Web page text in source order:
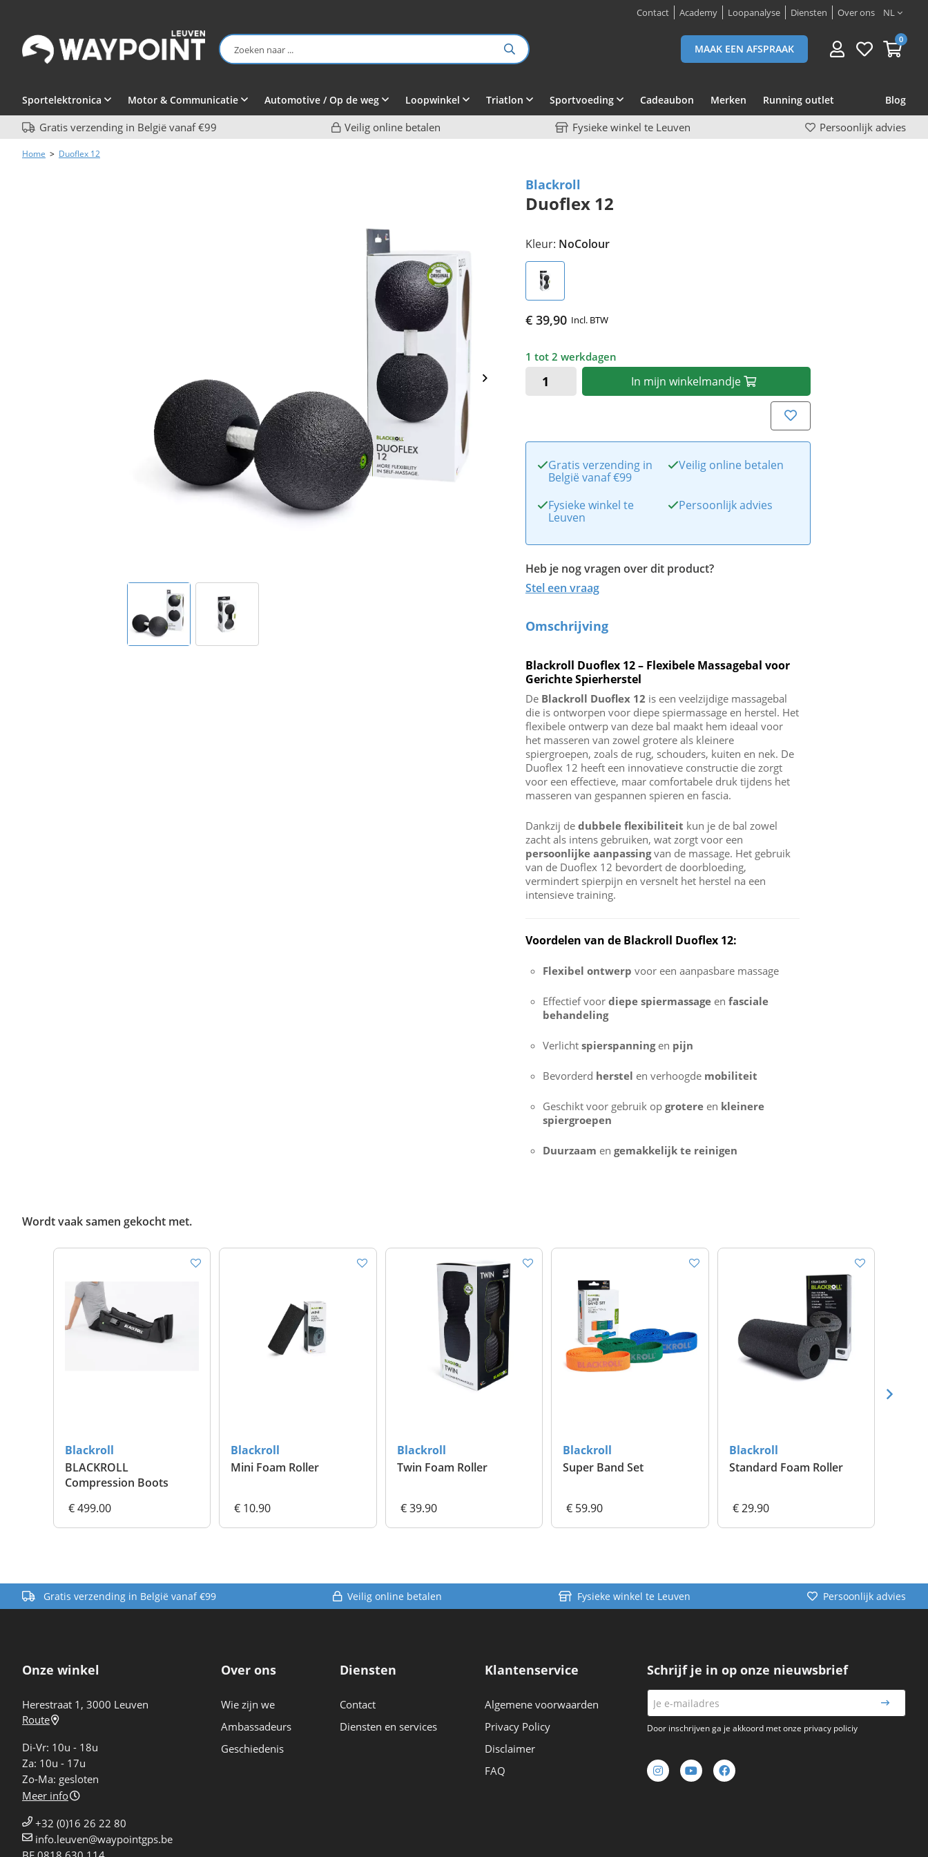
Contact Academy Loopanalyse Diensten Over ons NL
MAAK EEN AFSPRAAK
0
Sportelektronica Motor & Communicatie Automotive / Op de weg Loopwinkel Triatlon Sportvoeding Cadeaubon Merken Running outlet Blog
Gratis verzending in België vanaf €99 Veilig online betalen Fysieke winkel te Leuven Persoonlijk advies
Home > Duoflex 12
Blackroll
Duoflex 12
Kleur: NoColour
€ 39,90 Incl. BTW
1 tot 2 werkdagen
In mijn winkelmandje
Gratis verzending in
België vanaf €99
Veilig online betalen
Fysieke winkel te
Leuven
Persoonlijk advies
Heb je nog vragen over dit product?
Stel een vraag
Omschrijving
Blackroll Duoflex 12 – Flexibele Massagebal voor
Gerichte Spierherstel
De Blackroll Duoflex 12 is een veelzijdige massagebal
die is ontworpen voor diepe spiermassage en herstel. Het
flexibele ontwerp van deze bal maakt hem ideaal voor
het masseren van zowel grotere als kleinere
spiergroepen, zoals de rug, schouders, kuiten en nek. De
Duoflex 12 heeft een innovatieve constructie die zorgt
voor een effectieve, maar comfortabele druk tijdens het
masseren van gespannen spieren en fascia.
Dankzij de dubbele flexibiliteit kun je de bal zowel
zacht als intens gebruiken, wat zorgt voor een
persoonlijke aanpassingvan de massage. Het gebruik
van de Duoflex 12 bevordert de doorbloeding,
vermindert spierpijn en versnelt het herstel na een
intensieve training.
Voordelen van de Blackroll Duoflex 12:
Flexibel ontwerp voor een aanpasbare massage
Effectief voor diepe spiermassageen fasciale
behandeling
Verlicht spierspanningen pijn
Bevorderd herstel en verhoogde mobiliteit
Geschikt voor gebruik op grotereen kleinere
spiergroepen
Duurzaam en gemakkelijk te reinigen
Wordt vaak samen gekocht met.
Blackroll
BLACKROLL
Compression Boots
€ 499.00
Blackroll
Mini Foam Roller
€ 10.90
Blackroll
Twin Foam Roller
€ 39.90
Blackroll
Super Band Set
€ 59.90
Blackroll
Standard Foam Roller
€ 29.90
Gratis verzending in België vanaf €99 Veilig online betalen Fysieke winkel te Leuven Persoonlijk advies
Onze winkel
Herestraat 1, 3000 Leuven
Route
Di-Vr: 10u - 18u
Za: 10u - 17u
Zo-Ma: gesloten
Meer info
+32 (0)16 26 22 80
info.leuven@waypointgps.be
Over ons
Wie zijn we
Ambassadeurs
Geschiedenis
Diensten
Contact
Diensten en services
Klantenservice
Algemene voorwaarden
Privacy Policy
Disclaimer
FAQ
Schrijf je in op onze nieuwsbrief
Door inschrijven ga je akkoord met onze privacy policiy